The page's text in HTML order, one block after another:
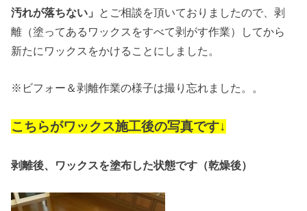
汚れが落ちない」 とご相談を頂いておりましたので、剥
離（塗ってあるワックスをすべて剥がす作業）してから
新たにワックスをかけることにしました。
※ビフォー＆剥離作業の様子は撮り忘れました。。
こちらがワックス施工後の写真です↓
剥離後、ワックスを塗布した状態です（乾燥後）